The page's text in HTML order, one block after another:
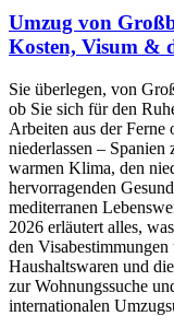
Umzug von
Kosten, Visum &
Sie überlegen, von
ob Sie sich für den
Arbeiten aus der Ferne
niederlassen –
warmen Klima, den
hervorragenden
mediterranen
2026 erläutert alles,
den
Haushaltswaren und
zur Wohnungssuche
internationalen